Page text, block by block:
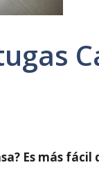
Es más fácil